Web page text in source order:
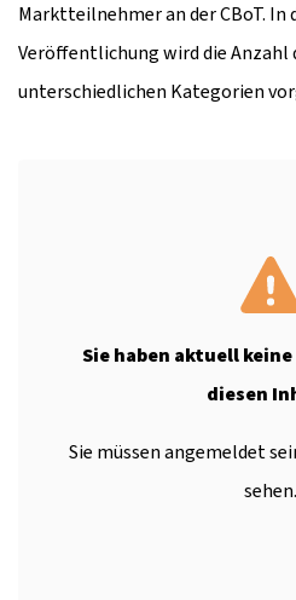
Marktteilnehmer an der CBoT.
Veröffentlichung wird die
unterschiedlichen Kategorien
Sie haben aktuell
diesen
Sie müssen angemeldet
sehen.